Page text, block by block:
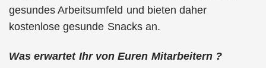
gesundes Arbeitsumfeld und bieten daher
kostenlose gesunde Snacks an.
Was erwartet Ihr von Euren Mitarbeitern ?